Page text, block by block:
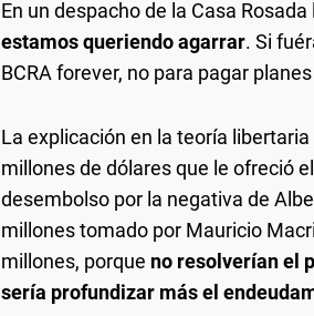
En un despacho de la Casa
estamos queriendo agarrar. Si
BCRA forever, no para pagar
La explicación en la teoría
millones de dólares que le ofreció
desembolso por la negativa de
millones tomado por Mauricio
millones, porque no resolverían el
sería profundizar más el